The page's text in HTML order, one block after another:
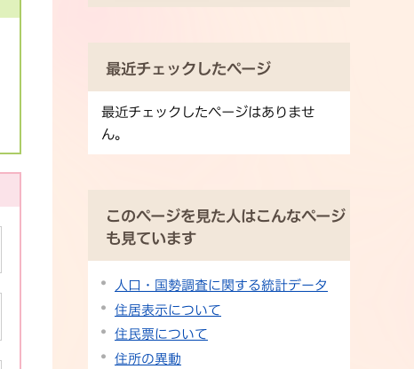
最近チェックしたページ
最近チェックしたページはありませ
ん。
このページを見た人はこんなページ
も見ています
人口・国勢調査に関する統計データ
住居表示について
住民票について
住所の異動